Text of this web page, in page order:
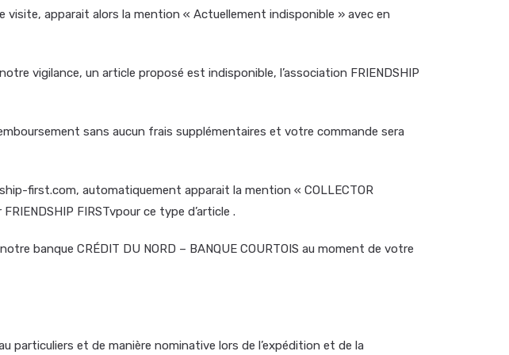
visite, apparait alors la mention « Actuellement indisponible » avec en
vigilance, un article proposé est indisponible, l’association FRIENDSHIP
sans aucun frais supplémentaires et votre commande sera
first.com, automatiquement apparait la mention « COLLECTOR
FIRSTvpour ce type d’article .
banque CRÉDIT DU NORD – BANQUE COURTOIS au moment de votre
et de manière nominative lors de l’expédition et de la